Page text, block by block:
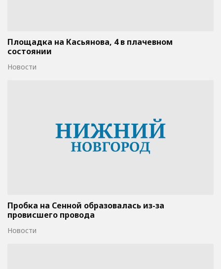
Площадка на Касьянова, 4 в плачевном
состоянии
Новости
Пробка на Сенной образовалась из-за
провисшего провода
Новости